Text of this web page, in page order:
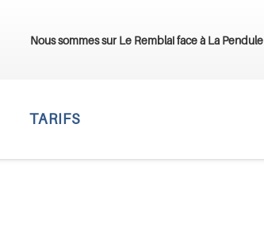
Nous sommes sur Le Remblai face à La Pendule
TARIFS